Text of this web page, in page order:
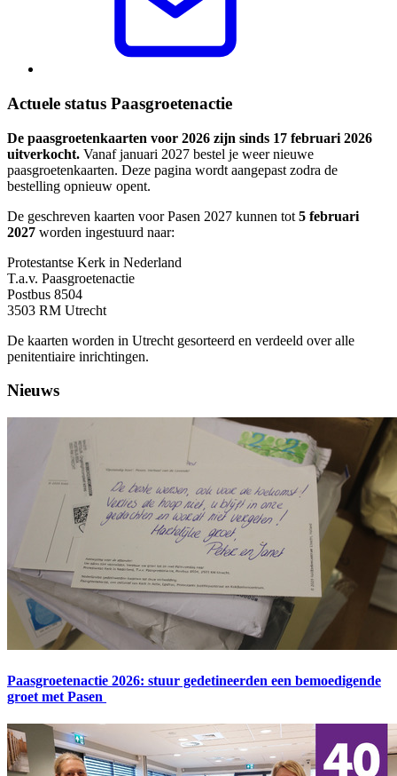
Actuele status Paasgroetenactie
De paasgroetenkaarten voor 2026 zijn sinds 17 februari 2026
uitverkocht. Vanaf januari 2027 bestel je weer nieuwe
paasgroetenkaarten. Deze pagina wordt aangepast zodra de
bestelling opnieuw opent.
De geschreven kaarten voor Pasen 2027 kunnen tot 5 februari
2027 worden ingestuurd naar:
Protestantse Kerk in Nederland
T.a.v. Paasgroetenactie
Postbus 8504
3503 RM Utrecht
De kaarten worden in Utrecht gesorteerd en verdeeld over alle
penitentiaire inrichtingen.
Nieuws
Paasgroetenactie 2026: stuur gedetineerden een bemoedigende
groet met Pasen